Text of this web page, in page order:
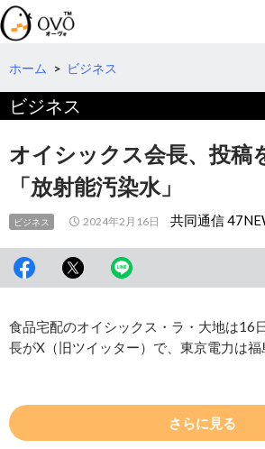
検
索
コ
テ
へ
動
ホーム > ビジネス
ビジネス
オイシックス会長、投稿
「放射能汚染水」
ビジネス 2024年2月16日 共同通信
食品宅配のオイシックス・ラ・大地は16
長がX（旧ツイッター）で、東京電力は
さらに見る